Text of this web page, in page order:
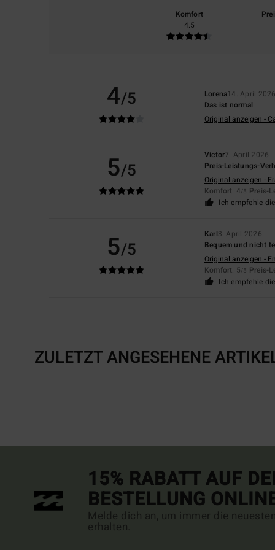
Komfort
4.5
4/5 Lorena14. April 2026
Das ist normal
Original anzeigen -
5/5
Victor7. April 2026
Preis-Leistungs-
Original anzeigen -
Komfort: 4/5 Preis-
Ich empfehle
5/5
Karl3. April 2026
Bequem und nicht
Original anzeigen -
Komfort: 5/5 Preis-
Ich empfehle
ZULETZT ANGESEHENE
15% RABATT AUF
BESTELLUNG
Melde dich an, um immer die
erhalten.